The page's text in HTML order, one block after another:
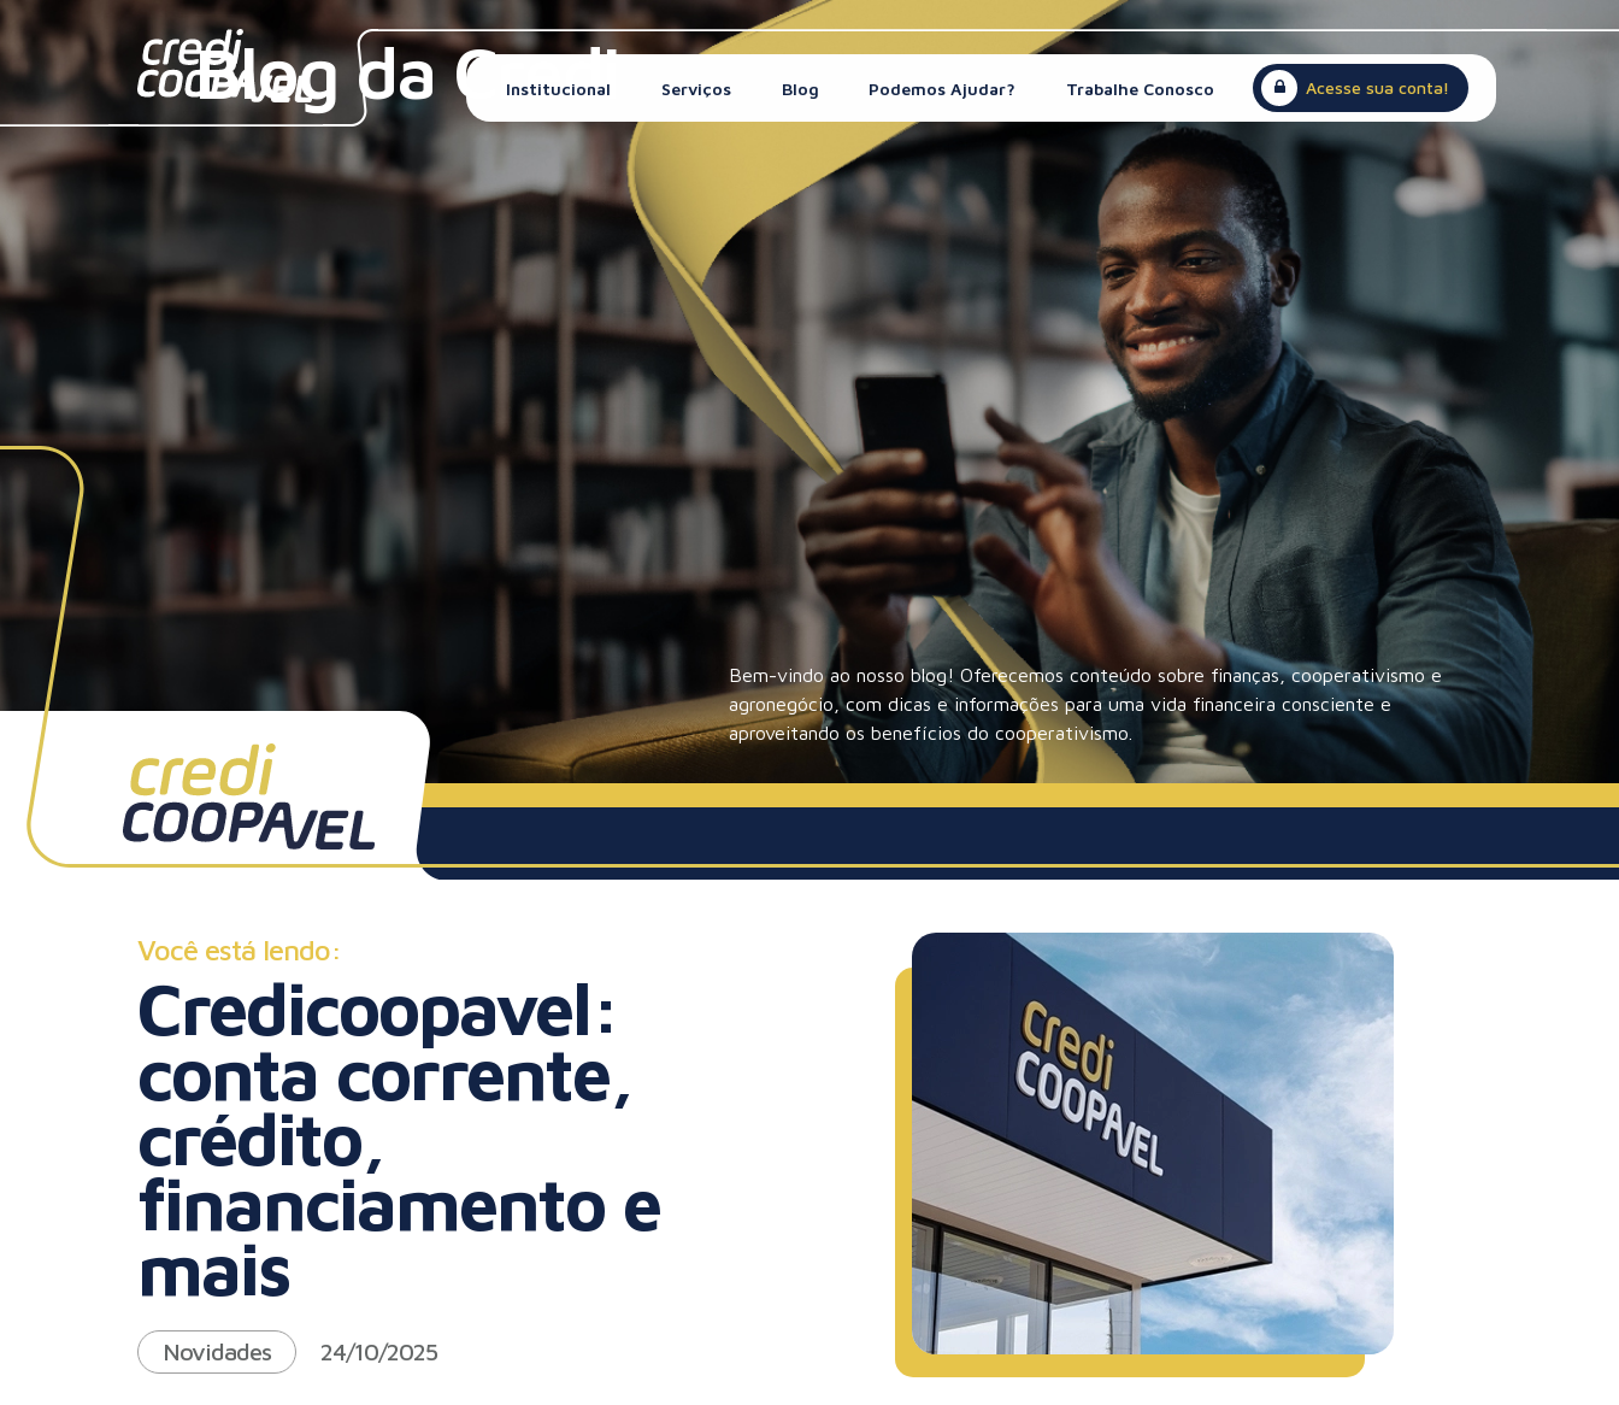
Institucional Serviços Blog Podemos Ajudar? Trabalhe Conosco Acesse sua conta!
Blog da Credi
Bem-vindo ao nosso blog! Oferecemos conteúdo sobre finanças, cooperativismo e
agronegócio, com dicas e informações para uma vida financeira consciente e
aproveitando os benefícios do cooperativismo.
Você está lendo:
Credicoopavel:
conta corrente,
crédito,
financiamento e
mais
Novidades 24/10/2025